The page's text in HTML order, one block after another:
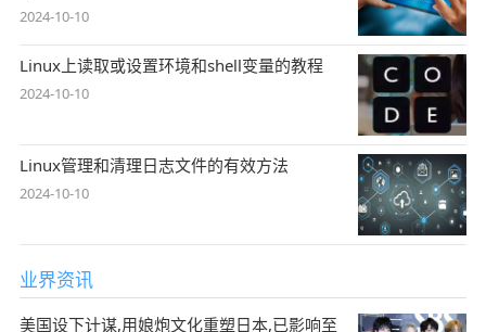
2024-10-10
Linux上读取或设置环境和shell变量的教程
2024-10-10
Linux管理和清理日志文件的有效方法
2024-10-10
业界资讯
美国设下计谋,用娘炮文化重塑日本,已影响至